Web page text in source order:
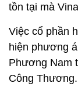
tồn tại mà
Việc cổ phần
hiện phương
Phương Nam
Công